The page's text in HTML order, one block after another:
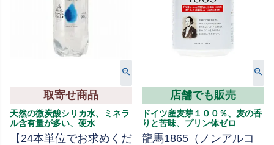
取寄せ商品
天然の微炭酸シリカ水、ミネラ
ル含有量が多い、硬水
【24本単位でお求めくだ
店舗でも販売
ドイツ産麦芽１００％、麦の香
りと苦味、プリン体ゼロ
龍馬1865（ノンアルコ